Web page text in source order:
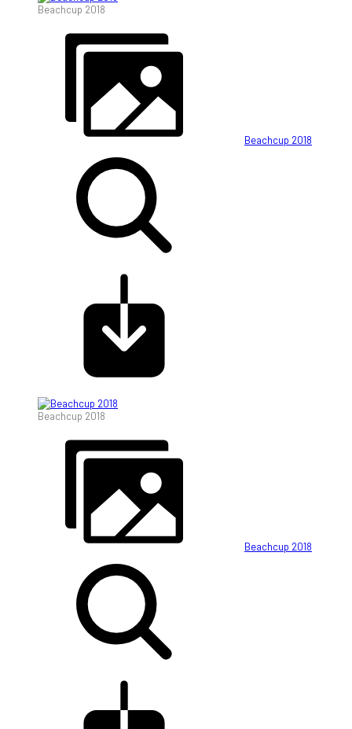
Beachcup 2018
Beachcup 2018
Beachcup 2018
Beachcup 2018